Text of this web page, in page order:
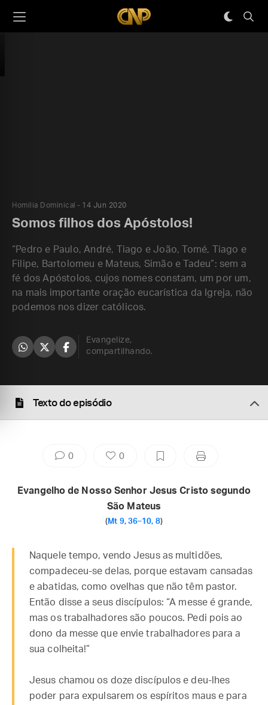
Homilia Dominical 14 Jun 2020
Somos filhos dos Apóstolos!
“Pedro e Paulo, André, Tiago e João, Tomé, Tiago e
Filipe, Bartolomeu e Mateus, Simão e Tadeu”: sem a
fé dos Apóstolos, cujos nomes constam, um por um,
na mais importante oração eucarística da Igreja, não
podemos nos dizer católicos.
Evangelize,
compartilhando.
Texto do episódio
0 0
Evangelho de Nosso Senhor Jesus Cristo segundo
São Mateus
(Mt 9, 36–10, 8)
Naquele tempo, vendo Jesus as multidões,
compadeceu-se delas, porque estavam cansadas
e abatidas, como ovelhas que não têm pastor.
Então disse a seus discípulos: “A messe é grande,
mas os trabalhadores são poucos. Pedi pois ao
dono da messe que envie trabalhadores para a
sua colheita!”
Jesus chamou os doze discípulos e deu-lhes
poder para expulsarem os espíritos maus e para